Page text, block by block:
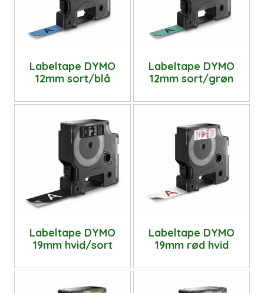
Labeltape DYMO
12mm sort/blå
Labeltape DYMO
12mm sort/grøn
Labeltape DYMO
19mm hvid/sort
Labeltape DYMO
19mm rød hvid